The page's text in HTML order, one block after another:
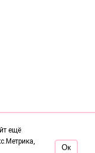
ещё
Oк